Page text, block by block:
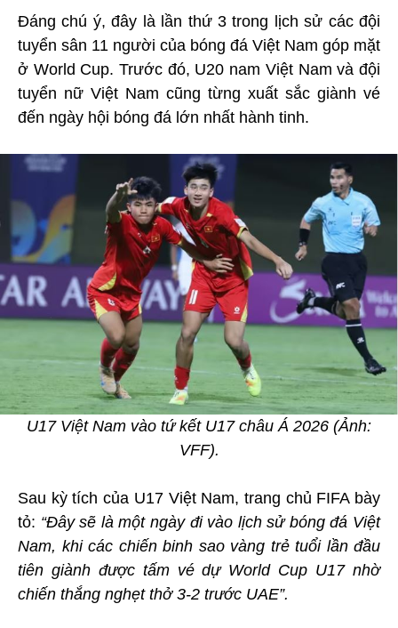
Đáng chú ý, đây là lần thứ 3 trong lịch sử các đội
tuyển sân 11 người của bóng đá Việt Nam góp mặt
ở World Cup. Trước đó, U20 nam Việt Nam và đội
tuyển nữ Việt Nam cũng từng xuất sắc giành vé
đến ngày hội bóng đá lớn nhất hành tinh.
U17 Việt Nam vào tứ kết U17 châu Á 2026 (Ảnh:
VFF).
Sau kỳ tích của U17 Việt Nam, trang chủ FIFA bày
tỏ: “Đây sẽ là một ngày đi vào lịch sử bóng đá Việt
Nam, khi các chiến binh sao vàng trẻ tuổi lần đầu
tiên giành được tấm vé dự World Cup U17 nhờ
chiến thắng nghẹt thở 3-2 trước UAE”.